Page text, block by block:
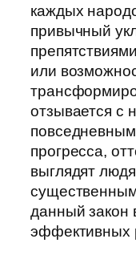
каждых
привычный
или
отзывается с
прогресса,
выглядят
данный закон
эффективных